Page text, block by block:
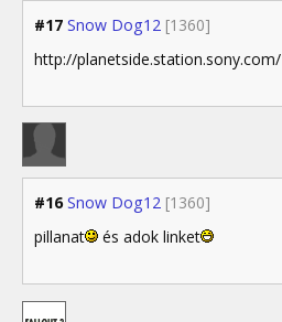
#17 Snow Dog12 [1360]
http://planetside.station.sony.com/
#16 Snow Dog12 [1360]
pillanat és adok linket